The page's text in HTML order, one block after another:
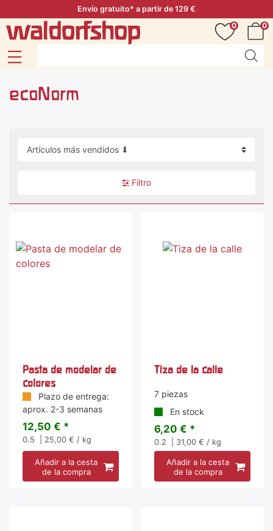
Envío gratuito* a partir de 129 €
0
0
ecoNorm
Filtro
Pasta de modelar de
colores
Plazo de entrega:
aprox. 2-3 semanas
12,50 € *
0.5 | 25,00 € / kg
Añadir a la cesta
de la compra
Tiza de la calle
7 piezas
En stock
6,20 € *
0.2 | 31,00 € / kg
Añadir a la cesta
de la compra